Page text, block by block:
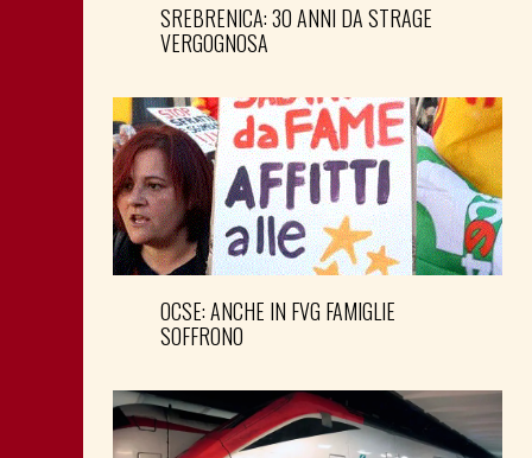
SREBRENICA: 30 ANNI DA STRAGE
VERGOGNOSA
OCSE: ANCHE IN FVG FAMIGLIE
SOFFRONO